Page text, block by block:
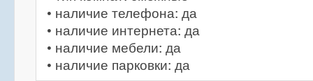
• наличие телефона: да
• наличие интернета: да
• наличие мебели: да
• наличие парковки: да